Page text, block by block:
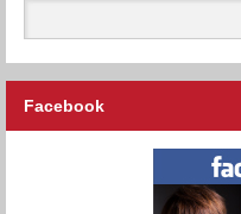
Facebook